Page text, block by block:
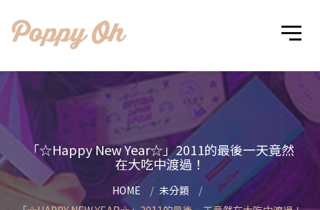
「☆Happy New Year☆」2011的最後一天竟然
在大吃中渡過！
HOME
未分類